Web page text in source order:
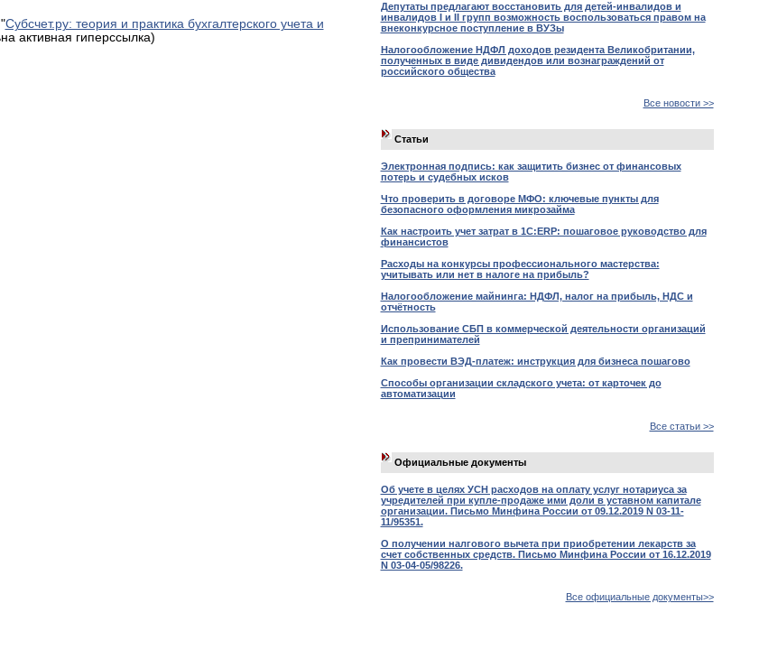
Субсчет.ру: теория и практика бухгалтерского учета и
активная гиперссылка)
Депутаты предлагают восстановить для детей-инвалидов и
инвалидов I и II групп возможность воспользоваться правом на
внеконкурсное поступление в ВУЗы
Налогообложение НДФЛ доходов резидента Великобритании,
полученных в виде дивидендов или вознаграждений от
российского общества
Все новости >>
Статьи
Электронная подпись: как защитить бизнес от финансовых
потерь и судебных исков
Что проверить в договоре МФО: ключевые пункты для
безопасного оформления микрозайма
Как настроить учет затрат в 1С:ERP: пошаговое руководство для
финансистов
Расходы на конкурсы профессионального мастерства:
учитывать или нет в налоге на прибыль?
Налогообложение майнинга: НДФЛ, налог на прибыль, НДС и
отчётность
Использование СБП в коммерческой деятельности организаций
и препринимателей
Как провести ВЭД-платеж: инструкция для бизнеса пошагово
Способы организации складского учета: от карточек до
автоматизации
Все статьи >>
Официальные документы
Об учете в целях УСН расходов на оплату услуг нотариуса за
учредителей при купле-продаже ими доли в уставном капитале
организации. Письмо Минфина России от 09.12.2019 N 03-11-
11/95351.
О получении налгового вычета при приобретении лекарств за
счет собственных средств. Письмо Минфина России от 16.12.2019
N 03-04-05/98226.
Все официальные документы>>